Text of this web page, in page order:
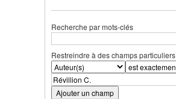
Recherche par mots-clés
Restreindre à des champs particuliers
Ajouter un champ